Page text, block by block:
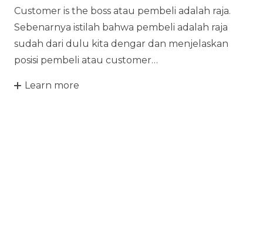
Customer is the boss atau pembeli adalah raja.
Sebenarnya istilah bahwa pembeli adalah raja
sudah dari dulu kita dengar dan menjelaskan
posisi pembeli atau customer…
Learn more